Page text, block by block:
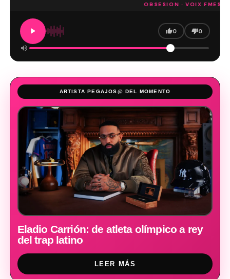
OBSESION · VOIX FM
0 0
ARTISTA PEGAJOS@ DEL MOMENTO
Eladio Carrión: de atleta olímpico a rey
del trap latino
LEER MÁS